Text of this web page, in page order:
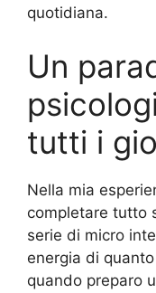
quotidiana.
Un
tutti i
Nella mia
completare tutto
serie di micro
energia di
quando preparo